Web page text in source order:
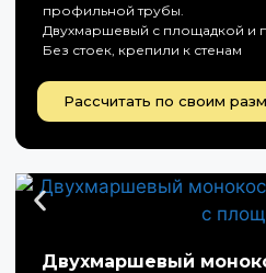
профильной трубы.
Двухмаршевый с площадкой и
Без стоек, крепили к стенам
Рассчитать по своим
Двухмаршевый